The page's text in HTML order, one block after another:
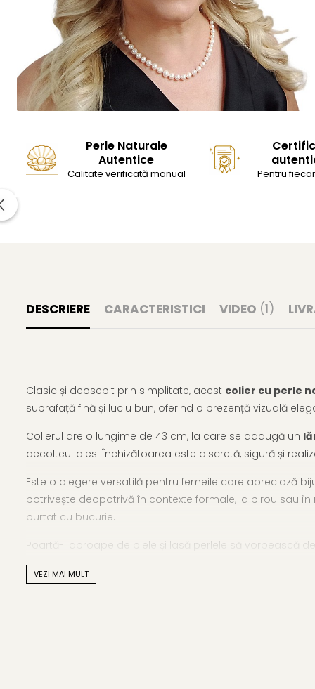
Perle Naturale
Autentice
Calitate verificată manual Pentru
DESCRIERE CARACTERISTICI VIDEO (1)
Clasic și deosebit prin simplitate, acest colier cu perle
suprafață fină și luciu bun, oferind o prezență vizuală
Colierul are o lungime de 43 cm, la care se adaugă un
decolteul ales. Închizătoarea este discretă, sigură și
Este o alegere versatilă pentru femeile care apreciază
potrivește deopotrivă în contexte formale, la birou sau
purtat cu bucurie.
Poartă-l aproape de piele și lasă perlele să vorbească
Fiecare colier are propria energie – vezi mai multe în
VEZI MAI MULT